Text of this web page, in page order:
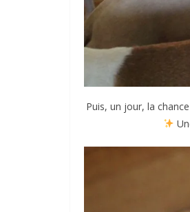
Puis, un jour, la